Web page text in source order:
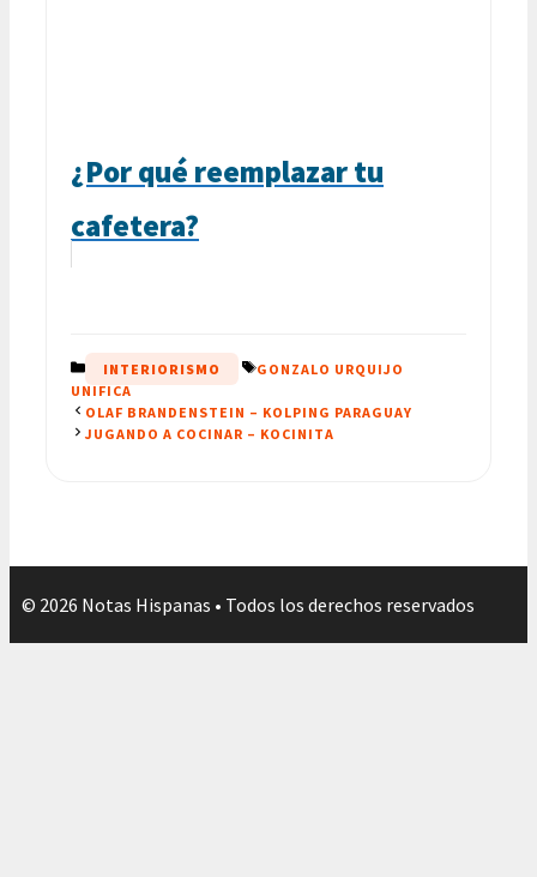
¿Por qué reemplazar tu
cafetera?
CATEGORÍAS
INTERIORISMO ETIQUETAS
GONZALO URQUIJO
UNIFICA
OLAF BRANDENSTEIN – KOLPING PARAGUAY
JUGANDO A COCINAR – KOCINITA
© 2026 Notas Hispanas • Todos los derechos reservados